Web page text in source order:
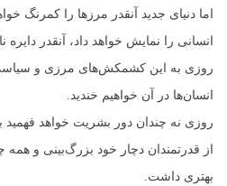
اما دنیای جدید آنقدر مرزها را کمرنگ
انسانی را نمایش خواهد داد، آنقدر دایره
روزی به این کشمکش‌های مرزی و
انسان‌ها در آن خواهیم خندید.
روزی نه چندان دور بشریت خواهد فهمید
از قدرتمندان دچار خود بزرگ‌بینی و
بهتری داشت.